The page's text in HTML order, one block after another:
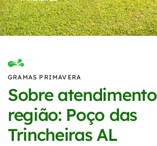
GRAMAS PRIMAVERA
Sobre
região: Poço das
Trincheiras AL